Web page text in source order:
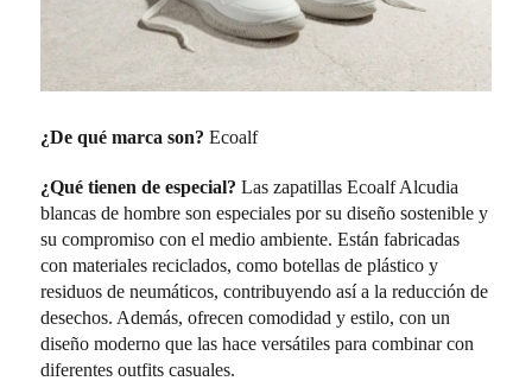
¿De qué marca son?Ecoalf
¿Qué tienen de especial?Las zapatillas Ecoalf Alcudia
blancas de hombre son especiales por su diseño sostenible y
su compromiso con el medio ambiente. Están fabricadas
con materiales reciclados, como botellas de plástico y
residuos de neumáticos, contribuyendo así a la reducción de
desechos. Además, ofrecen comodidad y estilo, con un
diseño moderno que las hace versátiles para combinar con
diferentes outfits casuales.